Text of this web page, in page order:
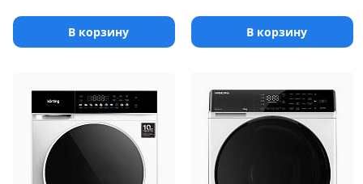
В корзину В корзину